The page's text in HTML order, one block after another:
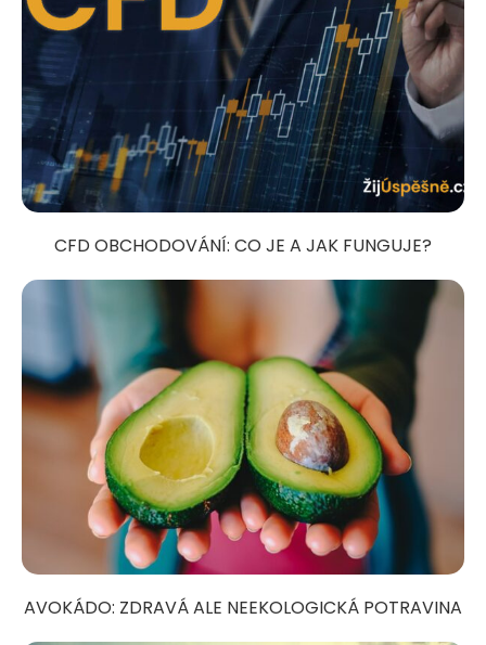
CFD OBCHODOVÁNÍ: CO JE A JAK FUNGUJE?
AVOKÁDO: ZDRAVÁ ALE NEEKOLOGICKÁ POTRAVINA